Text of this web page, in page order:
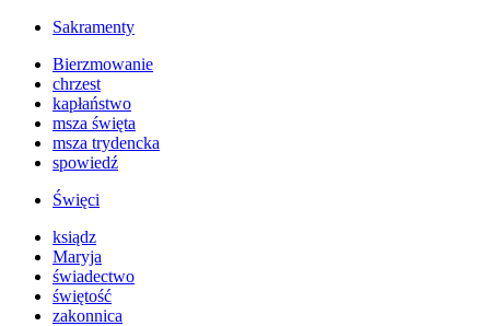
Sakramenty
Bierzmowanie
chrzest
kapłaństwo
msza święta
msza trydencka
spowiedź
Święci
ksiądz
Maryja
świadectwo
świętość
zakonnica